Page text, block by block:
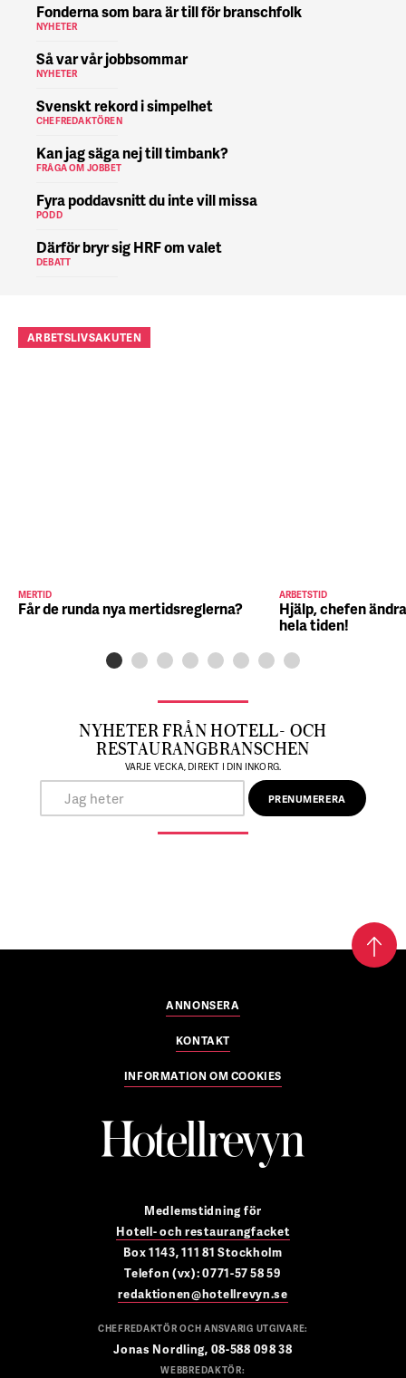
Fonderna som bara är till för branschfolk
NYHETER
Så var vår jobbsommar
NYHETER
Svenskt rekord i simpelhet
CHEFREDAKTÖREN
Kan jag säga nej till timbank?
FRÅGA OM JOBBET
Fyra poddavsnitt du inte vill missa
PODD
Därför bryr sig HRF om valet
DEBATT
ARBETSLIVSAKUTEN
MERTID
Får de runda nya mertidsreglerna?
ARBETSTID
Hjälp, chefen
hela tiden!
NYHETER FRÅN HOTELL- OCH
RESTAURANGBRANSCHEN
VARJE VECKA, DIREKT I DIN INKORG.
ANNONSERA
KONTAKT
INFORMATION OM COOKIES
Medlemstidning för
Hotell- och restaurangfacket
Box 1143, 111 81 Stockholm
Telefon (vx): 0771-57 58 59
redaktionen@hotellrevyn.se
CHEFREDAKTÖR OCH ANSVARIG UTGIVARE:
Jonas Nordling, 08-588 098 38
WEBBREDAKTÖR: